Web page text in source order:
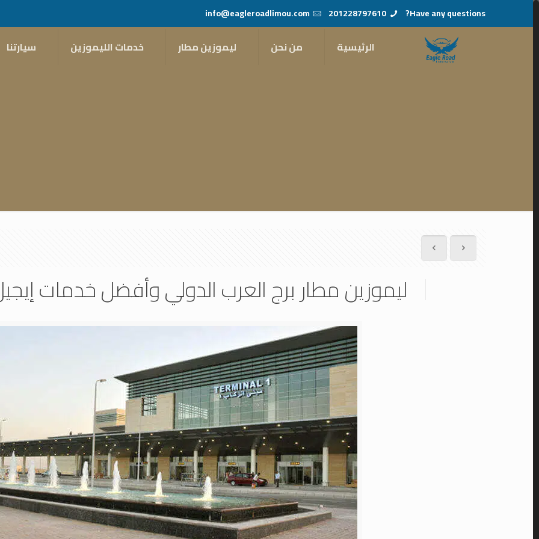
Have any questions?
201228797610
info@eagleroadlimou.com
الرئيسية من نحن ليموزين مطار خدمات الليموزين سيارتنا
ليموزين مطار برج العرب الدولي وأفضل خدمات